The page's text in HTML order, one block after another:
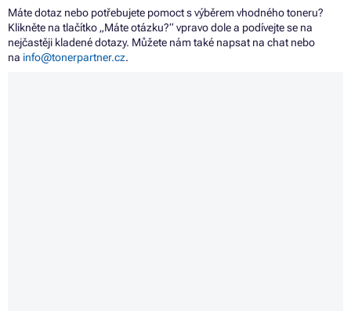
Máte dotaz nebo potřebujete pomoct s výběrem vhodného toneru?
Klikněte na tlačítko „Máte otázku?“ vpravo dole a podívejte se na
nejčastěji kladené dotazy. Můžete nám také napsat na chat nebo
na info@tonerpartner.cz.